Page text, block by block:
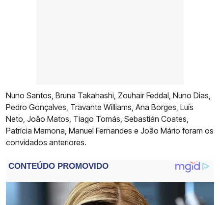
Nuno Santos, Bruna Takahashi, Zouhair Feddal, Nuno Dias,
Pedro Gonçalves, Travante Williams, Ana Borges, Luís
Neto, João Matos, Tiago Tomás, Sebastián Coates,
Patrícia Mamona, Manuel Fernandes e João Mário foram os
convidados anteriores.